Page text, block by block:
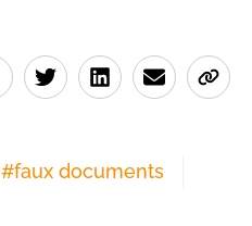
#faux documents